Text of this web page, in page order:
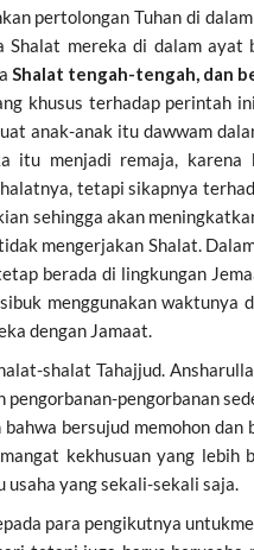
pertolongan Tuhan di
Shalat mereka di dalam
Shalat tengah-tengah, dan
khusus terhadap perintah
anak-anak itu dawwam
itu menjadi remaja,
tetapi sikapnya
sehingga akan
mengerjakan Shalat.
berada di lingkungan
menggunakan waktunya
dengan Jamaat.
shalat Tahajjud.
pengorbanan
bersujud memohon
kekhusuan yang lebih
usaha yang sekali-sekali saja.
para pengikutnya